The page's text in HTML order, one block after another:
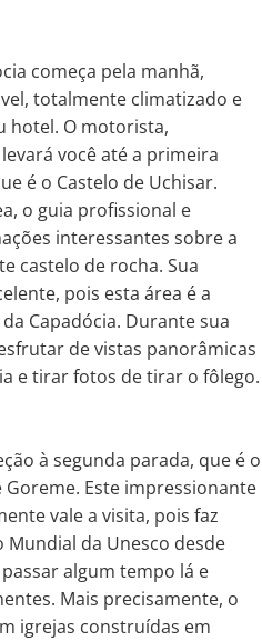
começa pela manhã,
totalmente climatizado e
hotel. O motorista,
você até a primeira
é o Castelo de Uchisar.
o guia profissional e
interessantes sobre a
castelo de rocha. Sua
pois esta área é a
Capadócia. Durante sua
de vistas panorâmicas
e tirar fotos de tirar o fôlego.
à segunda parada, que é o
Este impressionante
vale a visita, pois faz
da Unesco desde
algum tempo lá e
Mais precisamente, o
igrejas construídas em